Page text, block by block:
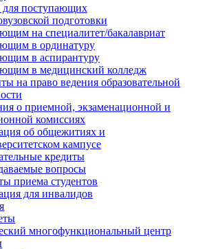
для поступающих
подготовки
на специалитет/бакалавриат
в ординатуру
в аспирантуру
в медицинский колледж
на право ведения образовательной
о приемной, экзаменационной и
комиссиях
об общежитиях и
кампусе
кредиты
вопросы
приема студентов
для инвалидов
многофункциональный центр